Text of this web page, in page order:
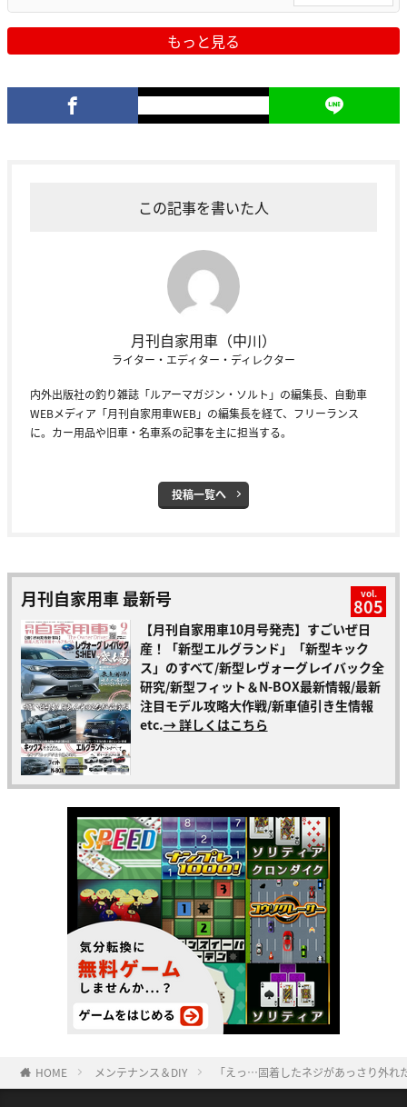
もっと見る
この記事を書いた人
月刊自家用車（中川）
ライター・エディター・ディレクター
内外出版社の釣り雑誌「ルアーマガジン・ソルト」の編集長、自動車
WEBメディア「月刊自家用車WEB」の編集長を経て、フリーランス
に。カー用品や旧車・名車系の記事を主に担当する。
投稿一覧へ
月刊自家用車 最新号 vol.
805
【月刊自家用車10月号発売】すごいぜ日
産！「新型エルグランド」「新型キック
ス」のすべて/新型レヴォーグレイバック全
研究/新型フィット＆N-BOX最新情報/最新
注目モデル攻略大作戦/新車値引き生情報
etc.→ 詳しくはこちら
HOME メンテナンス＆DIY 「えっ…固着したネジがあっさり外